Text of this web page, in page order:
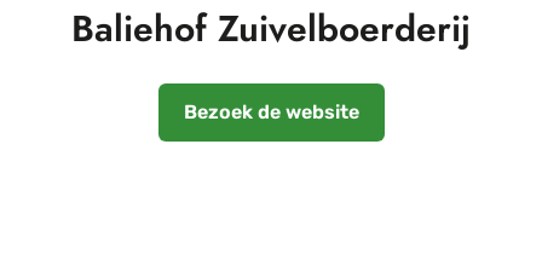
Baliehof Zuivelboerderij
Bezoek de website